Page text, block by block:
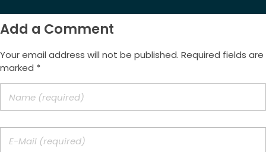
Add a Comment
Your email address will not be published. Required fields are
marked *